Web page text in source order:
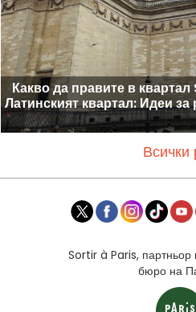
Какво да правите в
Латинският квартал: Идеи
Всички
Sortir à Paris, партньор
бюро на